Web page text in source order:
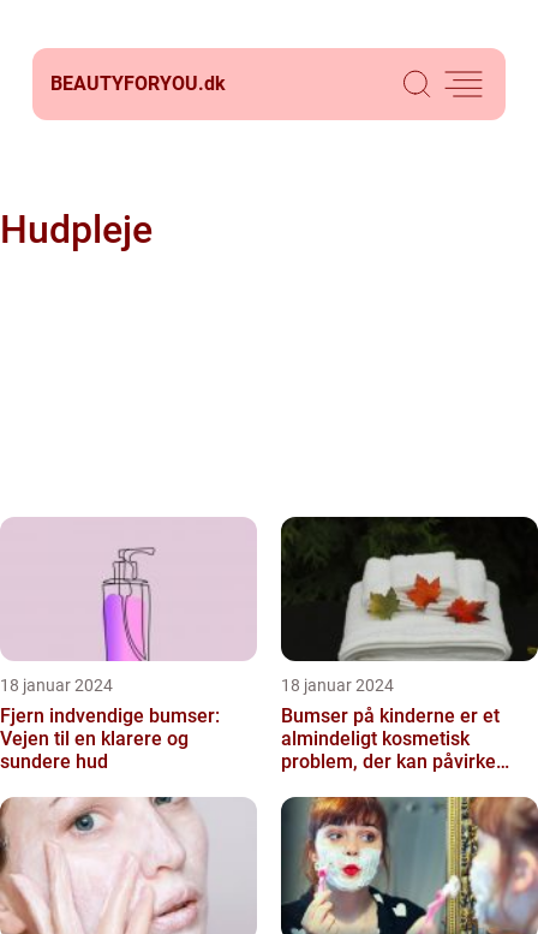
BEAUTYFORYOU.dk
Hudpleje
18 januar 2024
Fjern indvendige bumser:
Vejen til en klarere og
sundere hud
18 januar 2024
Bumser på kinderne er et
almindeligt kosmetisk
problem, der kan påvirke